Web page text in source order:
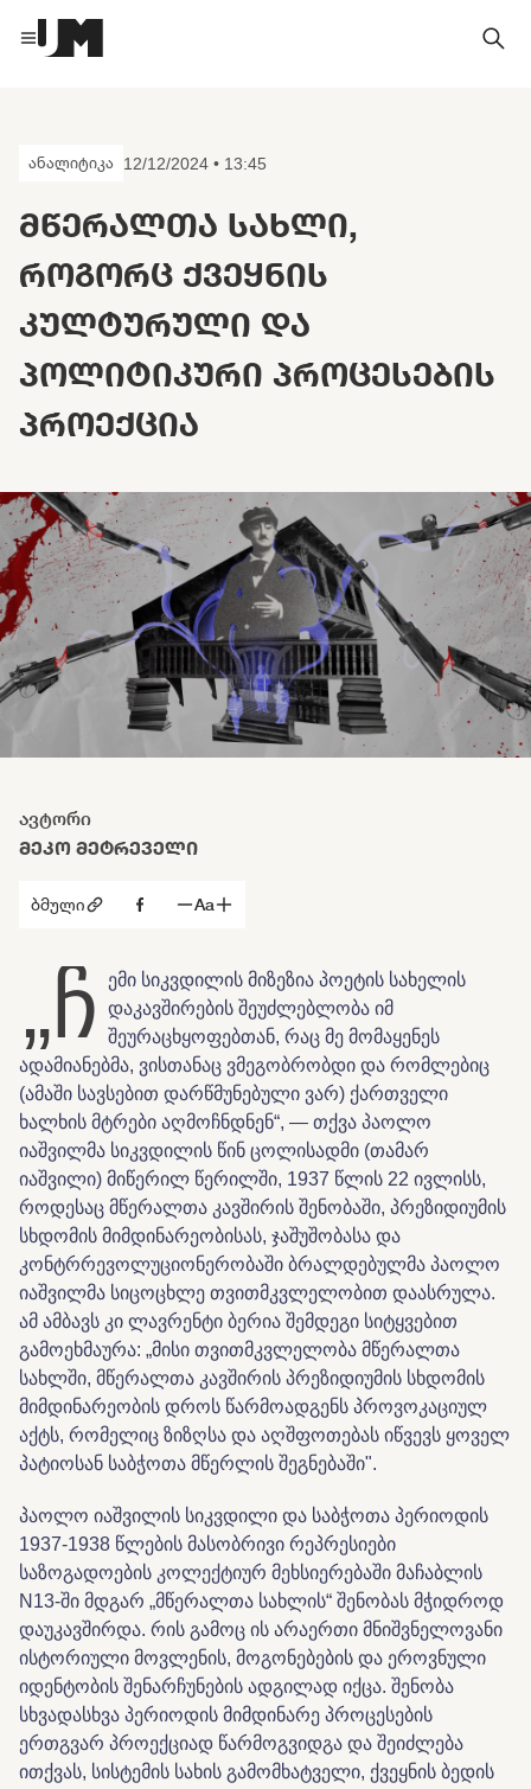
ანალიტიკა 12/12/2024 • 13:45
ᲛᲬᲔᲠᲐᲚᲗᲐ ᲡᲐᲮᲚᲘ,
ᲠᲝᲒᲝᲠᲪ ᲥᲕᲔᲧᲜᲘᲡ
ᲙᲣᲚᲢᲣᲠᲣᲚᲘ ᲓᲐ
ᲞᲝᲚᲘᲢᲘᲙᲣᲠᲘ ᲞᲠᲝᲪᲔᲡᲔᲑᲘᲡ
ᲞᲠᲝᲔᲥᲪᲘᲐ
ავტორი
ᲛᲔᲙᲝ ᲛᲔᲢᲠᲔᲕᲔᲚᲘ
„ჩ
ემი სიკვდილის მიზეზია პოეტის სახელის
დაკავშირების შეუძლებლობა იმ
შეურაცხყოფებთან, რაც მე მომაყენეს
ადამიანებმა, ვისთანაც ვმეგობრობდი და რომლებიც
(ამაში სავსებით დარწმუნებული ვარ) ქართველი
ხალხის მტრები აღმოჩნდნენ“, — თქვა პაოლო
იაშვილმა სიკვდილის წინ ცოლისადმი (თამარ
იაშვილი) მიწერილ წერილში, 1937 წლის 22 ივლისს,
როდესაც მწერალთა კავშირის შენობაში, პრეზიდიუმის
სხდომის მიმდინარეობისას, ჯაშუშობასა და
კონტრრევოლუციონერობაში ბრალდებულმა პაოლო
იაშვილმა სიცოცხლე თვითმკვლელობით დაასრულა.
ამ ამბავს კი ლავრენტი ბერია შემდეგი სიტყვებით
გამოეხმაურა: „მისი თვითმკვლელობა მწერალთა
სახლში, მწერალთა კავშირის პრეზიდიუმის სხდომის
მიმდინარეობის დროს წარმოადგენს პროვოკაციულ
აქტს, რომელიც ზიზღსა და აღშფოთებას იწვევს ყოველ
პატიოსან საბჭოთა მწერლის შეგნებაში".
პაოლო იაშვილის სიკვდილი და საბჭოთა პერიოდის
1937-1938 წლების მასობრივი რეპრესიები
საზოგადოების კოლექტიურ მეხსიერებაში მაჩაბლის
N13-ში მდგარ „მწერალთა სახლის“ შენობას მჭიდროდ
დაუკავშირდა. რის გამოც ის არაერთი მნიშვნელოვანი
ისტორიული მოვლენის, მოგონებების და ეროვნული
იდენტობის შენარჩუნების ადგილად იქცა. შენობა
სხვადასხვა პერიოდის მიმდინარე პროცესების
ერთგვარ პროექციად წარმოგვიდგა და შეიძლება
ითქვას, სისტემის სახის გამომხატველი, ქვეყნის ბედის
ბმული Aa